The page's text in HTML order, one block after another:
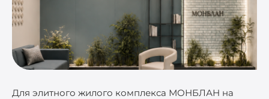
Для элитного жилого комплекса МОНБЛАН на